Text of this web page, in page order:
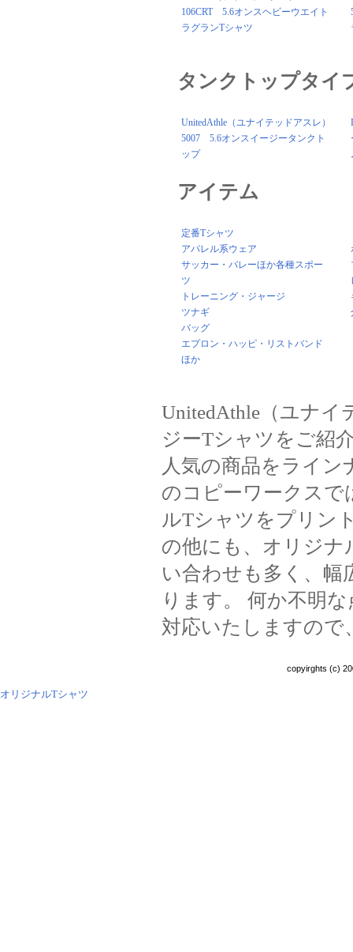
106CRT 5.6オンスヘビーウエイト
ラグランTシャツ
タンクトップタイ
UnitedAthle（ユナイテッドアスレ）
5007 5.6オンスイージータンクト
ップ
アイテム
定番Tシャツ
アパレル系ウェア
サッカー・バレーほか各種スポー
ツ
トレーニング・ジャージ
ツナギ
バッグ
エプロン・ハッピ・リストバンド
ほか
UnitedAthle（ユナ
ジーTシャツをご紹
人気の商品をライ
のコピーワークスで
ルTシャツをプリン
の他にも、オリジ
い合わせも多く、幅
ります。 何か不明
対応いたしますので
copyirghts (c)
オリジナルTシャツ